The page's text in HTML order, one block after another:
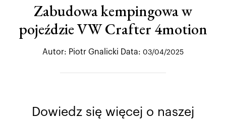
Zabudowa kempingowa w
pojeździe VW Crafter 4motion
Autor: Piotr Gnalicki Data: 03/04/2025
Dowiedz się więcej o naszej